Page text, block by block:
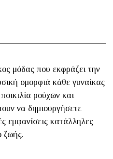
μόδας που εκφράζει την
ομορφιά κάθε γυναίκας
ρούχων και
να δημιουργήσετε
εμφανίσεις κατάλληλες
ζωής.